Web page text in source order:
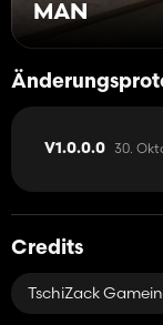
MAN
V1.0.0.0 30.
Credits
TschiZack